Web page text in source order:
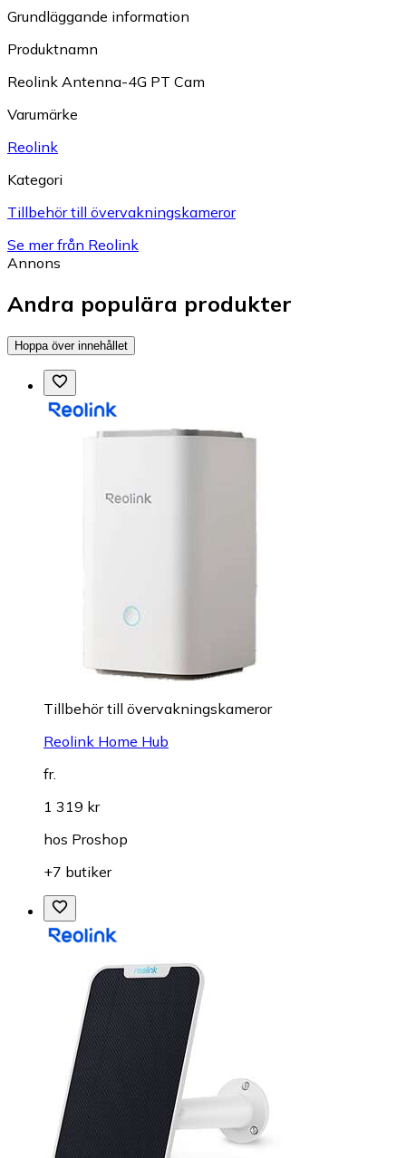
Grundläggande information
Produktnamn
Reolink Antenna-4G PT Cam
Varumärke
Reolink
Kategori
Tillbehör till övervakningskameror
Se mer från Reolink
Annons
Andra populära produkter
Hoppa över innehållet
Tillbehör till övervakningskameror
Reolink Home Hub
fr.
1 319 kr
hos Proshop
+7 butiker